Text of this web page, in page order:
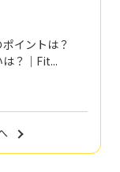
イントは？
？｜Fit...